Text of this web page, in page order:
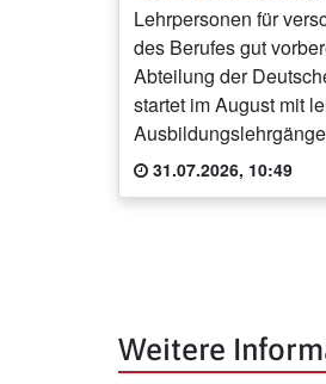
Lehrpersonen für
des Berufes gut
Abteilung der
startet im August mit
31.07.2026, 10:49
Weitere